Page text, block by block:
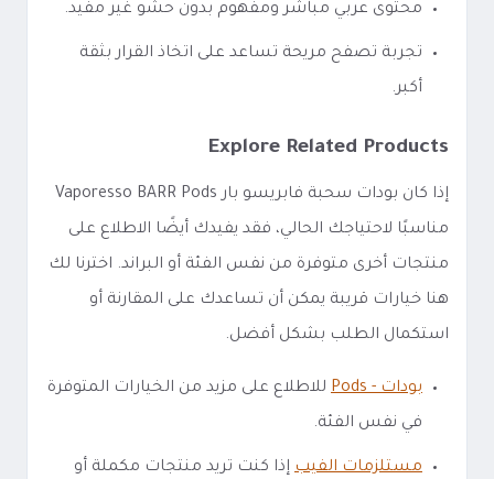
محتوى عربي مباشر ومفهوم بدون حشو غير مفيد.
تجربة تصفح مريحة تساعد على اتخاذ القرار بثقة
أكبر.
Explore Related Products
إذا كان بودات سحبة فابريسو بار Vaporesso BARR Pods
مناسبًا لاحتياجك الحالي، فقد يفيدك أيضًا الاطلاع على
منتجات أخرى متوفرة من نفس الفئة أو البراند. اخترنا لك
هنا خيارات قريبة يمكن أن تساعدك على المقارنة أو
استكمال الطلب بشكل أفضل.
بودات - Pods
للاطلاع على مزيد من الخيارات المتوفرة
في نفس الفئة.
مستلزمات الفيب إذا كنت تريد منتجات مكملة أو